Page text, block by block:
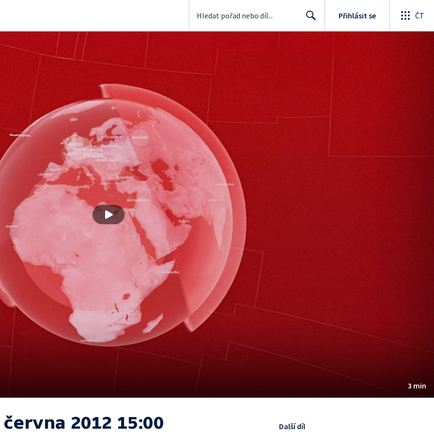
Přihlásit se ČT
3 min
června 2012 15:00 Další díl